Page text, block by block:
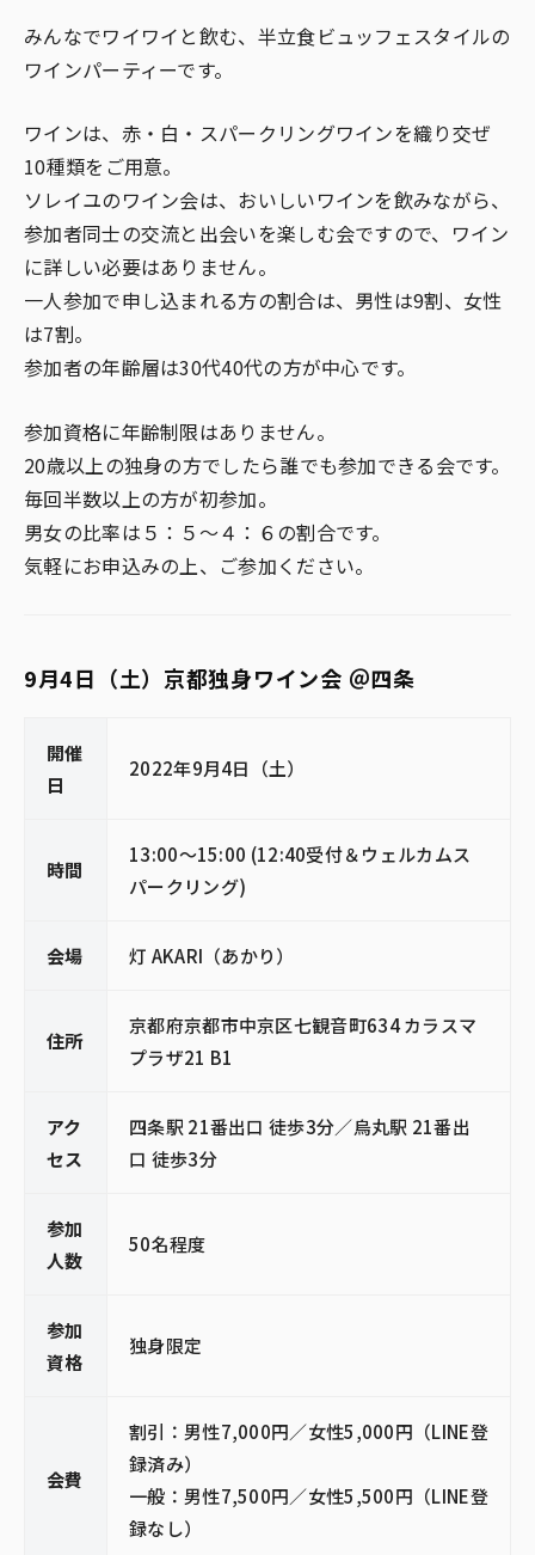
みんなでワイワイと飲む、半立食ビュッフェスタイルの
ワインパーティーです。
ワインは、赤・白・スパークリングワインを織り交ぜ
10種類をご用意。
ソレイユのワイン会は、おいしいワインを飲みながら、
参加者同士の交流と出会いを楽しむ会ですので、ワイン
に詳しい必要はありません。
一人参加で申し込まれる方の割合は、男性は9割、女性
は7割。
参加者の年齢層は30代40代の方が中心です。
参加資格に年齢制限はありません。
20歳以上の独身の方でしたら誰でも参加できる会です。
毎回半数以上の方が初参加。
男女の比率は５：５～４：６の割合です。
気軽にお申込みの上、ご参加ください。
9月4日（土）京都独身ワイン会 ＠四条
開催
日
2022年9月4日（土）
時間
13:00～15:00 (12:40受付＆ウェルカムス
パークリング)
会場 灯 AKARI（あかり）
住所
京都府京都市中京区七観音町634 カラスマ
プラザ21 B1
アク
セス
四条駅 21番出口 徒歩3分／烏丸駅 21番出
口 徒歩3分
参加
人数
50名程度
参加
資格
独身限定
会費
割引：男性7,000円／女性5,000円（LINE登
録済み）
一般：男性7,500円／女性5,500円（LINE登
録なし）